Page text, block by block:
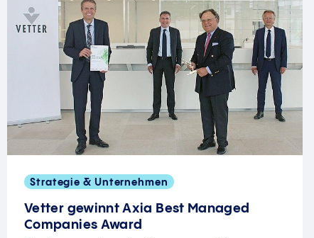
Strategie & Unternehmen
Vetter gewinnt Axia Best Managed
Companies Award